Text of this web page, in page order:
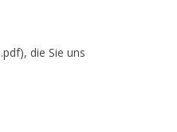
die Sie uns